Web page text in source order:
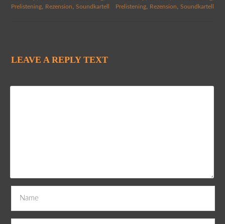
Prelistening, Rezension Soundkartell Prelistening Rezension ,Soundkartell
LEAVE A REPLY TEXT